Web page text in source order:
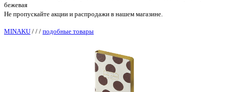
бежевая
Не пропускайте акции и распродажи в нашем магазине.
MINAKU / / / подобные товары